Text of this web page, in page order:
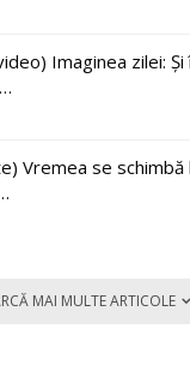
Imaginea zilei: Și
Vremea se schimbă
MAI MULTE ARTICOLE